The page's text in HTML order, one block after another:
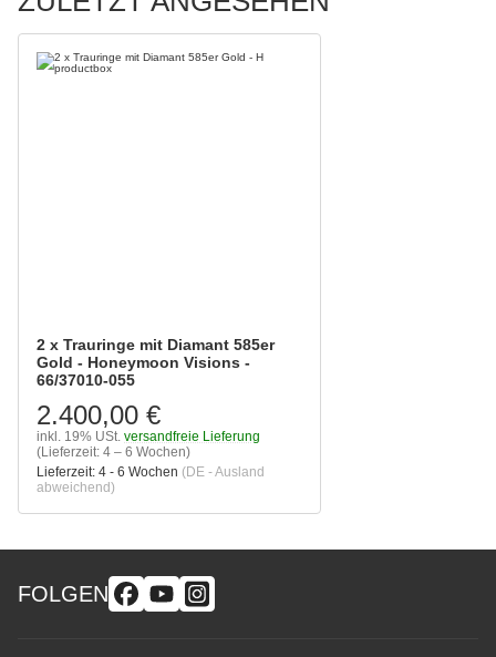
2 x Trauringe mit Diamant 585er
Gold - Honeymoon Visions -
66/37010-055
2.400,00 €
inkl. 19% USt. versandfreie Lieferung
(Lieferzeit: 4 – 6 Wochen)
Lieferzeit: 4 - 6 Wochen (DE - Ausland
abweichend)
FOLGEN